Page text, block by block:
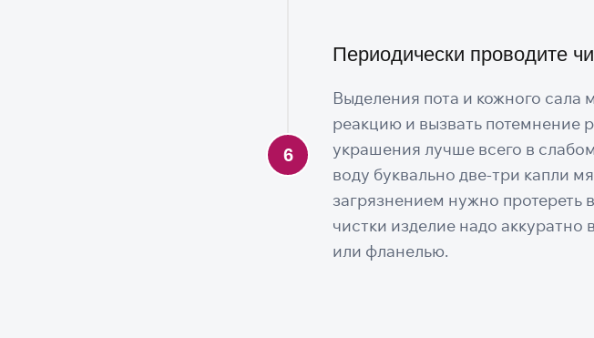
Периодически проводите
Выделения пота и кожного сала
реакцию и вызвать потемнение
украшения лучше всего в
воду буквально две-три капли
загрязнением нужно
чистки изделие надо
или фланелью.